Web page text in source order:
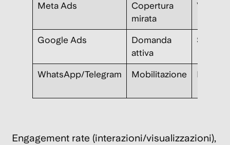
Meta Ads
Copertura
mirata
Video,
Google Ads
Domanda
attiva
WhatsApp/Telegram Mobilitazione
Engagement rate (interazioni/visualizzazioni),